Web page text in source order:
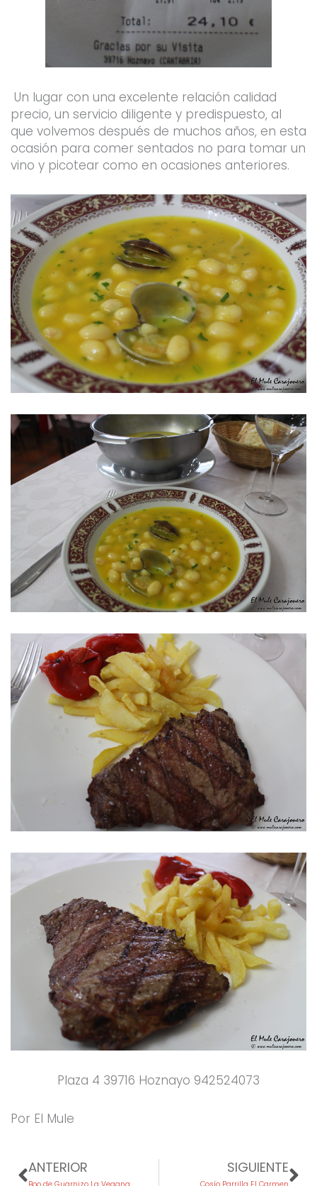
Un lugar con una excelente relación calidad
precio, un servicio diligente y predispuesto, al
que volvemos después de muchos años, en esta
ocasión para comer sentados no para tomar un
vino y picotear como en ocasiones anteriores.
Plaza 4 39716 Hoznayo 942524073
Por El Mule
Prev
ANTERIOR SIGUIENTE